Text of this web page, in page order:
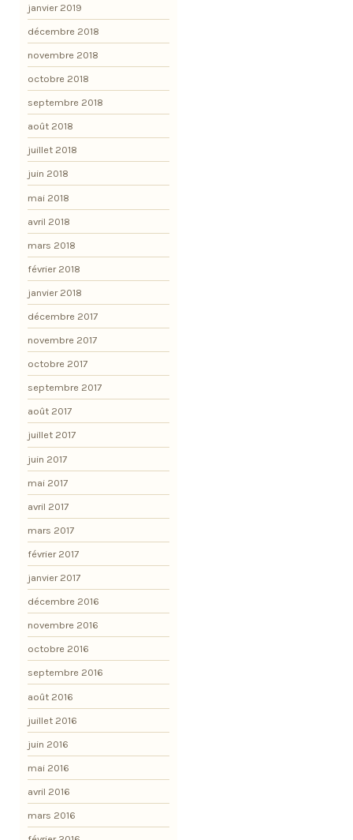
janvier 2019
décembre 2018
novembre 2018
octobre 2018
septembre 2018
août 2018
juillet 2018
juin 2018
mai 2018
avril 2018
mars 2018
février 2018
janvier 2018
décembre 2017
novembre 2017
octobre 2017
septembre 2017
août 2017
juillet 2017
juin 2017
mai 2017
avril 2017
mars 2017
février 2017
janvier 2017
décembre 2016
novembre 2016
octobre 2016
septembre 2016
août 2016
juillet 2016
juin 2016
mai 2016
avril 2016
mars 2016